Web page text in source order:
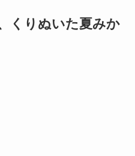
くりぬいた夏みか